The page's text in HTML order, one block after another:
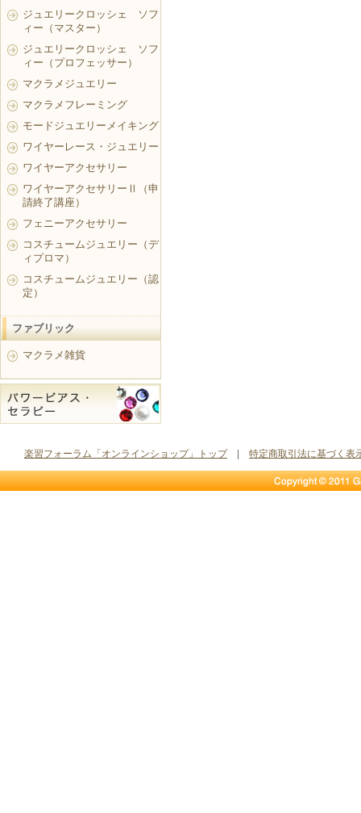
ジュエリークロッシェ ソフ
ィー（マスター）
ジュエリークロッシェ ソフ
ィー（プロフェッサー）
マクラメジュエリー
マクラメフレーミング
モードジュエリーメイキング
ワイヤーレース・ジュエリー
ワイヤーアクセサリー
ワイヤーアクセサリーⅡ（申
請終了講座）
フェニーアクセサリー
コスチュームジュエリー（デ
ィプロマ）
コスチュームジュエリー（認
定）
ファブリック
マクラメ雑貨
楽習フォーラム「オンラインショップ」トップ| 特定商取引法に基づく表